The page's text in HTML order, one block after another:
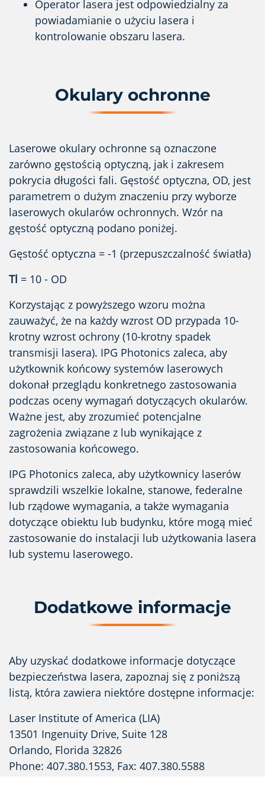
Operator lasera jest odpowiedzialny za
powiadamianie o użyciu lasera i
kontrolowanie obszaru lasera.
Okulary ochronne
Laserowe okulary ochronne są oznaczone
zarówno gęstością optyczną, jak i zakresem
pokrycia długości fali. Gęstość optyczna, OD, jest
parametrem o dużym znaczeniu przy wyborze
laserowych okularów ochronnych. Wzór na
gęstość optyczną podano poniżej.
Gęstość optyczna = -1 (przepuszczalność światła)
Tl = 10 - OD
Korzystając z powyższego wzoru można
zauważyć, że na każdy wzrost OD przypada 10-
krotny wzrost ochrony (10-krotny spadek
transmisji lasera). IPG Photonics zaleca, aby
użytkownik końcowy systemów laserowych
dokonał przeglądu konkretnego zastosowania
podczas oceny wymagań dotyczących okularów.
Ważne jest, aby zrozumieć potencjalne
zagrożenia związane z lub wynikające z
zastosowania końcowego.
IPG Photonics zaleca, aby użytkownicy laserów
sprawdzili wszelkie lokalne, stanowe, federalne
lub rządowe wymagania, a także wymagania
dotyczące obiektu lub budynku, które mogą mieć
zastosowanie do instalacji lub użytkowania lasera
lub systemu laserowego.
Dodatkowe informacje
Aby uzyskać dodatkowe informacje dotyczące
bezpieczeństwa lasera, zapoznaj się z poniższą
listą, która zawiera niektóre dostępne informacje:
Laser Institute of America (LIA)
13501 Ingenuity Drive, Suite 128
Orlando, Florida 32826
Phone: 407.380.1553, Fax: 407.380.5588